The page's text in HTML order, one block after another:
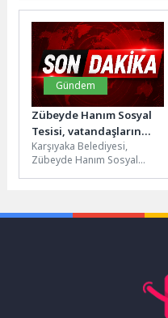
temizlik çalışmalarıyla
cadde, sokak ve...
Gündem
Zübeyde Hanım Sosyal
Tesisi, vatandaşların
buluşma noktası oldu
Karşıyaka Belediyesi,
Zübeyde Hanım Sosyal
pek çok alanda...